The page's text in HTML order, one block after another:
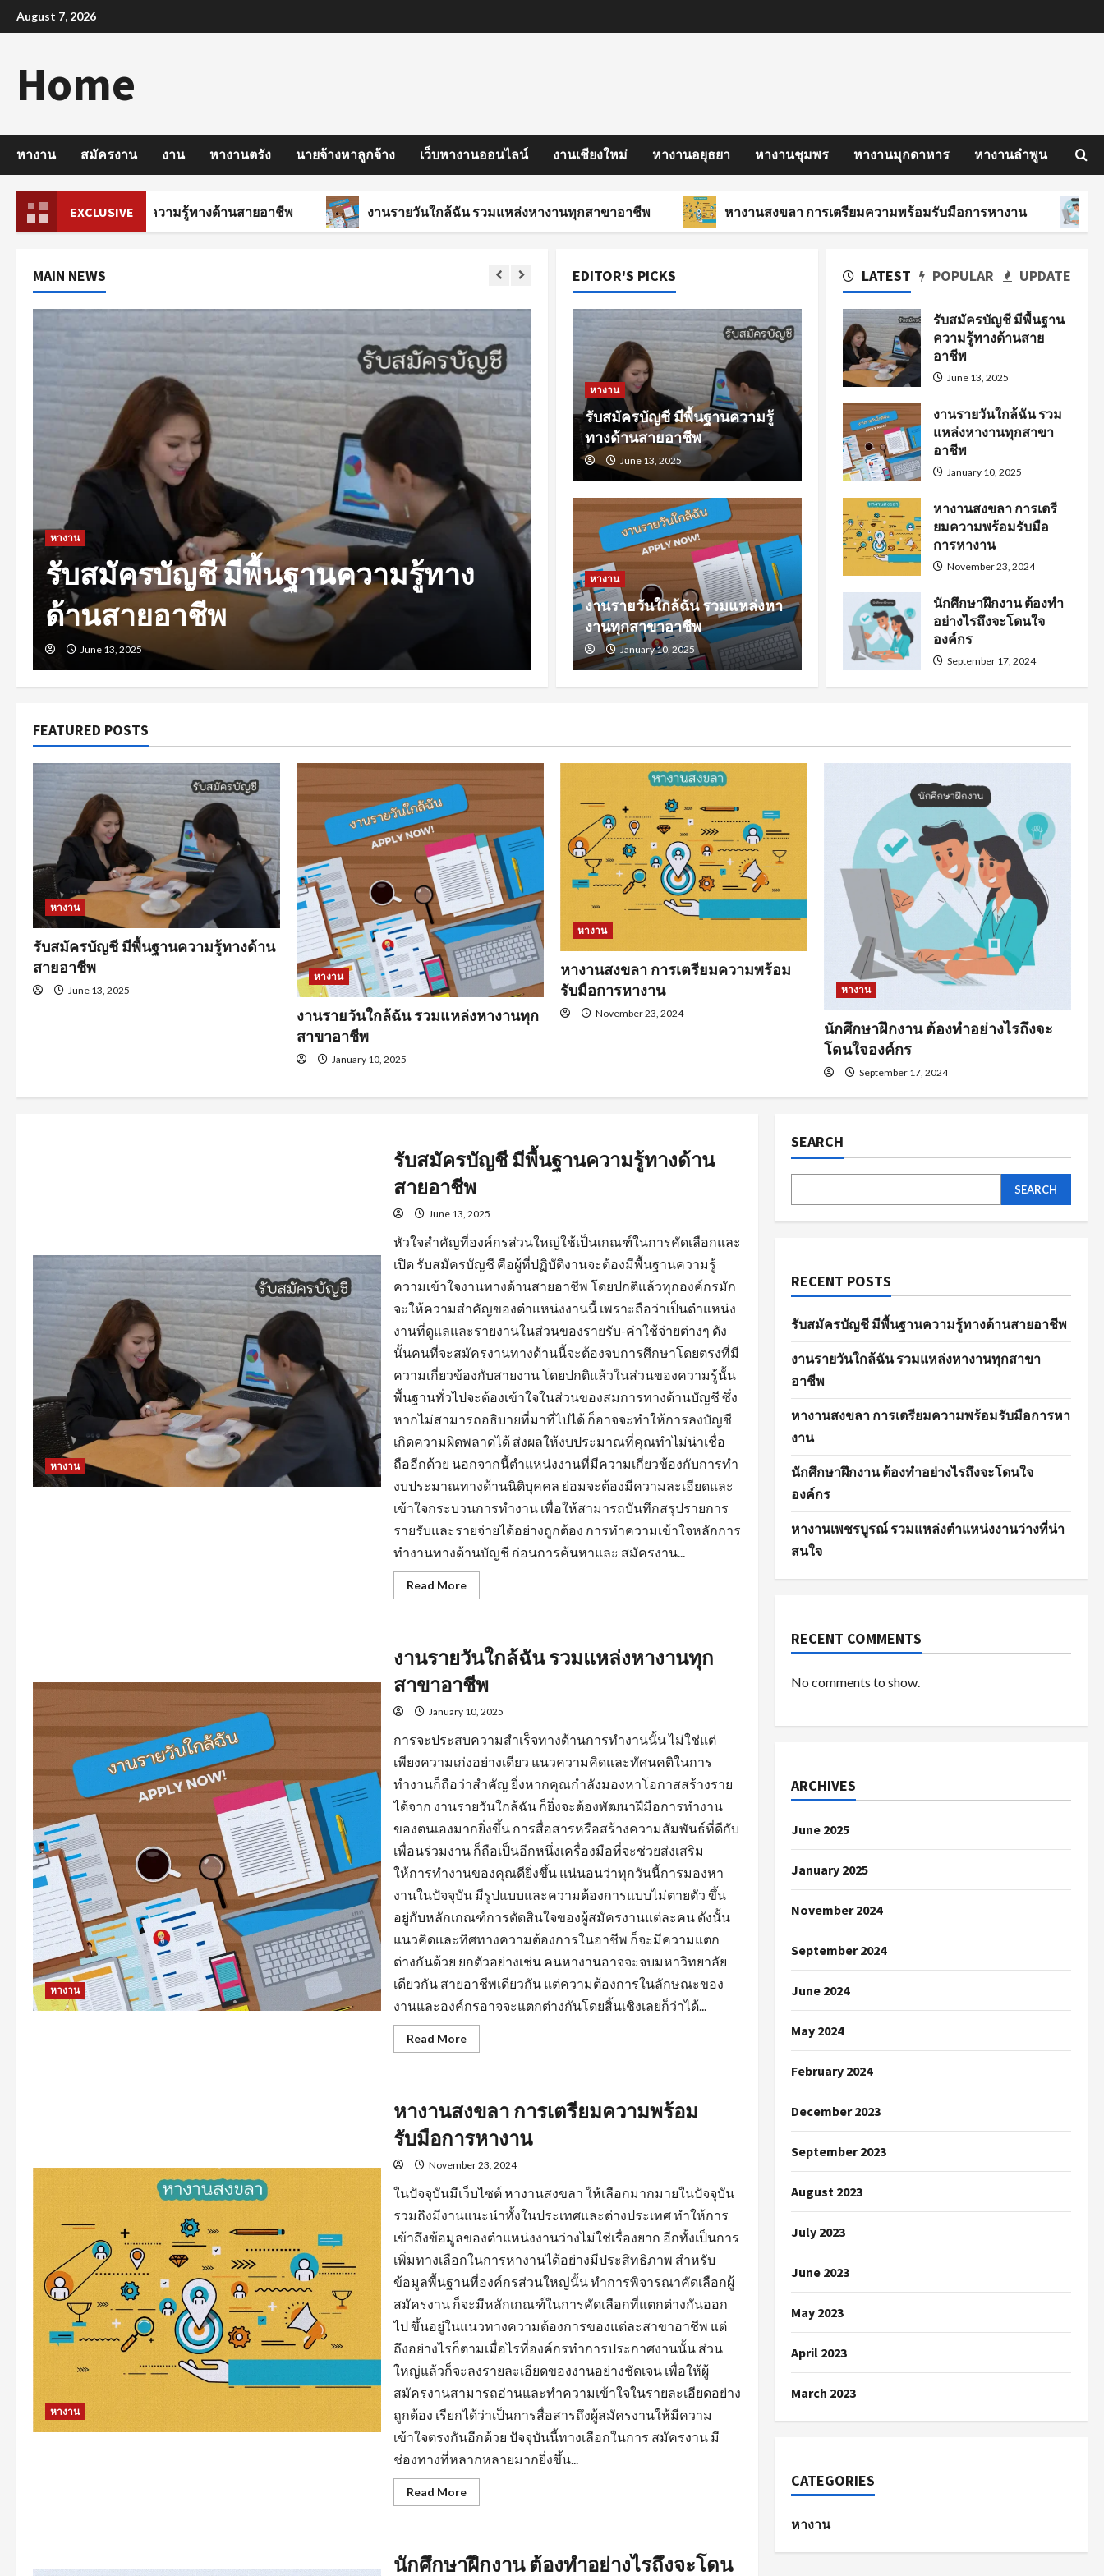
Skip
to
August 7, 2026
Home
หางาน สมัครงาน งาน หางานตรัง นายจ้างหาลูกจ้าง เว็บหางานออนไลน์ งานเชียงใหม่ หางานอยุธยา หางานชุมพร หางานมุกดาหาร หางานลำพูน
EXCLUSIVE
บัญชี มีพื้นฐานความรู้ทางด้านสายอาชีพ งานรายวันใกล้ฉัน รวมแหล่งหางานทุกสาขาอาชีพ หางานสงขลา การเตรียมความพร้อมรับมือการหางาน นักศึกษา
MAIN NEWS
หางาน
งานรายวันใกล้ฉัน รวมแหล่งหางาน
ทุกสาขาอาชีพ
January 10, 2025
หางาน
หางานสงขลา การเตรียมความพร้อม
รับมือการหางาน
November 23, 2024
LATEST POPULAR UPDATE
รับสมัครบัญชี มีพื้นฐาน
ความรู้ทางด้านสาย
อาชีพ
June 13, 2025
งานรายวันใกล้ฉัน รวม
แหล่งหางานทุกสาขา
อาชีพ
January 10, 2025
หางานสงขลา การเตรี
ยมความพร้อมรับมือ
การหางาน
November 23, 2024
นักศึกษาฝึกงาน ต้องทำ
อย่างไรถึงจะโดนใจ
องค์กร
September 17, 2024
EDITOR'S PICKS
หางาน
รับสมัครบัญชี มีพื้นฐานความรู้
ทางด้านสายอาชีพ
June 13, 2025
หางาน
งานรายวันใกล้ฉัน รวมแหล่งหา
งานทุกสาขาอาชีพ
January 10, 2025
FEATURED POSTS
หางาน
รับสมัครบัญชี มีพื้นฐานความรู้ทางด้าน
สายอาชีพ
June 13, 2025
หางาน
งานรายวันใกล้ฉัน รวมแหล่งหางานทุก
สาขาอาชีพ
January 10, 2025
หางาน
หางานสงขลา การเตรียมความพร้อม
รับมือการหางาน
November 23, 2024
หางาน
นักศึกษาฝึกงาน ต้องทำอย่างไรถึงจะ
โดนใจองค์กร
September 17, 2024
หางาน
รับสมัครบัญชี มีพื้นฐานความรู้ทางด้าน
สายอาชีพ
June 13, 2025
หัวใจสำคัญที่องค์กรส่วนใหญ่ใช้เป็นเกณฑ์ในการคัดเลือกและ
เปิด รับสมัครบัญชี คือผู้ที่ปฏิบัติงานจะต้องมีพื้นฐานความรู้
ความเข้าใจงานทางด้านสายอาชีพ โดยปกติแล้วทุกองค์กรมัก
จะให้ความสำคัญของตำแหน่งงานนี้ เพราะถือว่าเป็นตำแหน่ง
งานที่ดูแลและรายงานในส่วนของรายรับ-ค่าใช้จ่ายต่างๆ ดัง
นั้นคนที่จะสมัครงานทางด้านนี้จะต้องจบการศึกษาโดยตรงที่มี
ความเกี่ยวข้องกับสายงาน โดยปกติแล้วในส่วนของความรู้นั้น
พื้นฐานทั่วไปจะต้องเข้าใจในส่วนของสมการทางด้านบัญชี ซึ่ง
หากไม่สามารถอธิบายที่มาที่ไปได้ ก็อาจจะทำให้การลงบัญชี
เกิดความผิดพลาดได้ ส่งผลให้งบประมาณที่คุณทำไม่น่าเชื่อ
ถืออีกด้วย นอกจากนี้ตำแหน่งงานที่มีความเกี่ยวข้องกับการทำ
งบประมาณทางด้านนิติบุคคล ย่อมจะต้องมีความละเอียดและ
เข้าใจกระบวนการทำงาน เพื่อให้สามารถบันทึกสรุปรายการ
รายรับและรายจ่ายได้อย่างถูกต้อง การทำความเข้าใจหลักการ
ทำงานทางด้านบัญชี ก่อนการค้นหาและ สมัครงาน...
Read MoreRead
more
มี
พื้น
ฐาน
ความ
ทาง
อาชีพ
หางาน
งานรายวันใกล้ฉัน รวมแหล่งหางานทุก
สาขาอาชีพ
January 10, 2025
การจะประสบความสำเร็จทางด้านการทำงานนั้น ไม่ใช่แต่
เพียงความเก่งอย่างเดียว แนวความคิดและทัศนคติในการ
ทำงานก็ถือว่าสำคัญ ยิ่งหากคุณกำลังมองหาโอกาสสร้างราย
ได้จาก งานรายวันใกล้ฉัน ก็ยิ่งจะต้องพัฒนาฝีมือการทำงาน
ของตนเองมากยิ่งขึ้น การสื่อสารหรือสร้างความสัมพันธ์ที่ดีกับ
เพื่อนร่วมงาน ก็ถือเป็นอีกหนึ่งเครื่องมือที่จะช่วยส่งเสริม
ให้การทำงานของคุณดียิ่งขึ้น แน่นอนว่าทุกวันนี้การมองหา
งานในปัจจุบัน มีรูปแบบและความต้องการแบบไม่ตายตัว ขึ้น
อยู่กับหลักเกณฑ์การตัดสินใจของผู้สมัครงานแต่ละคน ดังนั้น
แนวคิดและทิศทางความต้องการในอาชีพ ก็จะมีความแตก
ต่างกันด้วย ยกตัวอย่างเช่น คนหางานอาจจะจบมหาวิทยาลัย
เดียวกัน สายอาชีพเดียวกัน แต่ความต้องการในลักษณะของ
งานและองค์กรอาจจะแตกต่างกันโดยสิ้นเชิงเลยก็ว่าได้...
Read MoreRead
more
ใกล้
ฉัน
แหล่ง
งาน
สาขา
อาชีพ
หางาน
หางานสงขลา การเตรียมความพร้อม
รับมือการหางาน
November 23, 2024
ในปัจจุบันมีเว็บไซต์ หางานสงขลา ให้เลือกมากมายในปัจจุบัน
รวมถึงมีงานแนะนำทั้งในประเทศและต่างประเทศ ทำให้การ
เข้าถึงข้อมูลของตำแหน่งงานว่างไม่ใช่เรื่องยาก อีกทั้งเป็นการ
เพิ่มทางเลือกในการหางานได้อย่างมีประสิทธิภาพ สำหรับ
ข้อมูลพื้นฐานที่องค์กรส่วนใหญ่นั้น ทำการพิจารณาคัดเลือกผู้
สมัครงาน ก็จะมีหลักเกณฑ์ในการคัดเลือกที่แตกต่างกันออก
ไป ขึ้นอยู่ในแนวทางความต้องการของแต่ละสาขาอาชีพ แต่
ถึงอย่างไรก็ตามเมื่อไรที่องค์กรทำการประกาศงานนั้น ส่วน
ใหญ่แล้วก็จะลงรายละเอียดของงานอย่างชัดเจน เพื่อให้ผู้
สมัครงานสามารถอ่านและทำความเข้าใจในรายละเอียดอย่าง
ถูกต้อง เรียกได้ว่าเป็นการสื่อสารถึงผู้สมัครงานให้มีความ
เข้าใจตรงกันอีกด้วย ปัจจุบันนี้ทางเลือกในการ สมัครงาน มี
ช่องทางที่หลากหลายมากยิ่งขึ้น...
Read MoreRead
more
การเต
รี
นักศึกษาฝึกงาน ต้องทำอย่างไรถึงจะโดน
SEARCH
SEARCH
RECENT POSTS
รับสมัครบัญชี มีพื้นฐานความรู้ทางด้านสายอาชีพ
งานรายวันใกล้ฉัน รวมแหล่งหางานทุกสาขา
อาชีพ
หางานสงขลา การเตรียมความพร้อมรับมือการหา
งาน
นักศึกษาฝึกงาน ต้องทำอย่างไรถึงจะโดนใจ
องค์กร
หางานเพชรบูรณ์ รวมแหล่งตำแหน่งงานว่างที่น่า
สนใจ
RECENT COMMENTS
No comments to show.
ARCHIVES
June 2025
January 2025
November 2024
September 2024
June 2024
May 2024
February 2024
December 2023
September 2023
August 2023
July 2023
June 2023
May 2023
April 2023
March 2023
CATEGORIES
หางาน